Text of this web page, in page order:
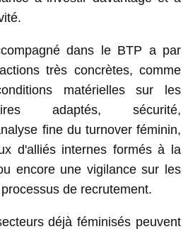
dans le BTP a par
très concrètes, comme
matérielles sur les
adaptés, sécurité,
fine du turnover féminin,
d'alliés internes formés à la
encore une vigilance sur les
de recrutement.
déjà féminisés peuvent